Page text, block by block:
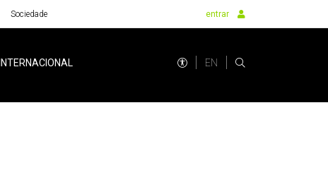
Sociedade entrar
INTERNACIONAL EN